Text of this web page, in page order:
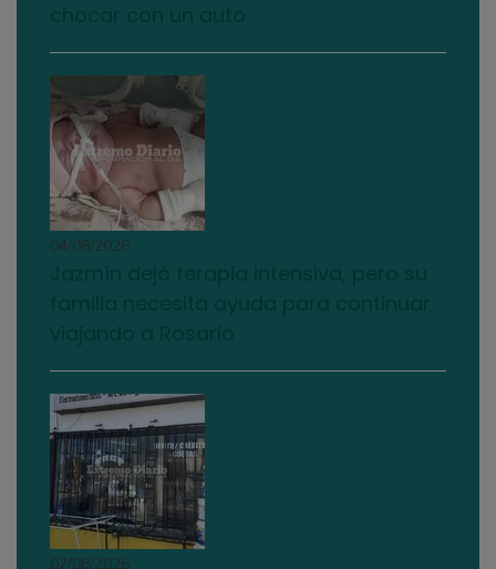
04/08/2026
07/08/2026